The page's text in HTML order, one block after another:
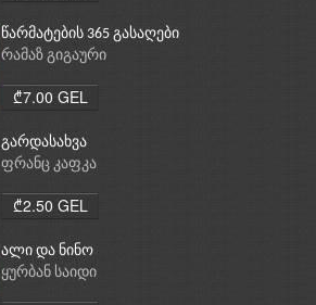
წარმატების 365 გასაღები
რამაზ გიგაური
₾7.00 GEL
გარდასახვა
ფრანც კაფკა
₾2.50 GEL
ალი და ნინო
ყურბან საიდი